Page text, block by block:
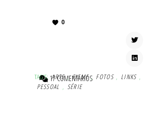
17 COMENTÁRIOS
0
TAG'S: ARTE , FILME , FOTOS , LINKS ,
PESSOAL , SÉRIE